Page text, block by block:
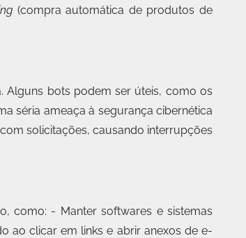
(compra automática de produtos de
Alguns bots podem ser úteis, como os
séria ameaça à segurança cibernética
solicitações, causando interrupções
como: - Manter softwares e sistemas
ao clicar em links e abrir anexos de e-